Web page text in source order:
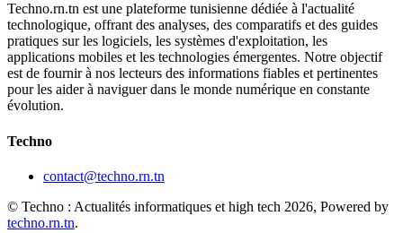
Techno.rn.tn est une plateforme tunisienne dédiée à l'actualité
technologique, offrant des analyses, des comparatifs et des guides
pratiques sur les logiciels, les systèmes d'exploitation, les
applications mobiles et les technologies émergentes. Notre objectif
est de fournir à nos lecteurs des informations fiables et pertinentes
pour les aider à naviguer dans le monde numérique en constante
évolution.
Techno
contact@techno.rn.tn
© Techno : Actualités informatiques et high tech 2026, Powered by
techno.rn.tn.